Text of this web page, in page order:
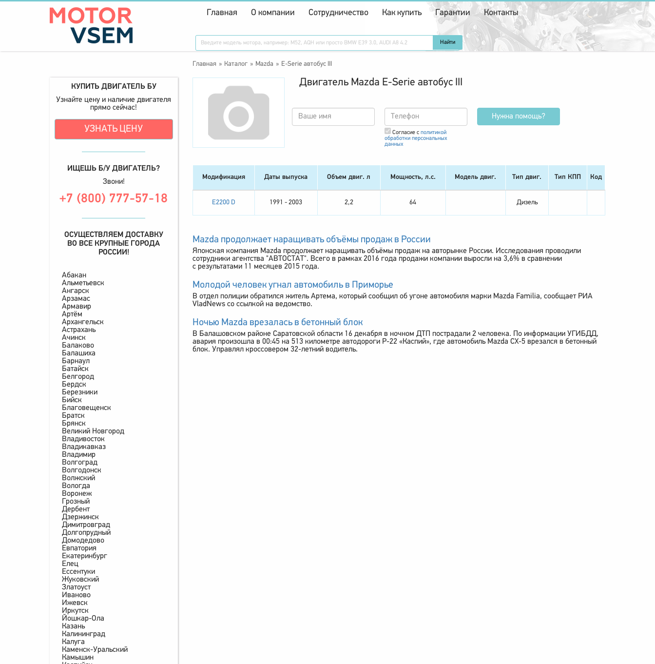
Главная О компании Сотрудничество Как купить Гарантии Контакты
Главная Каталог Mazda E-Serie автобус III
КУПИТЬ ДВИГАТЕЛЬ БУ
Узнайте цену и наличие двигателя
прямо сейчас!
УЗНАТЬ ЦЕНУ
ИЩЕШЬ Б/У ДВИГАТЕЛЬ?
Звони!
+7 (800) 777-57-18
ОСУЩЕСТВЛЯЕМ ДОСТАВКУ
ВО ВСЕ КРУПНЫЕ ГОРОДА
РОССИИ!
Абакан
Альметьевск
Ангарск
Арзамас
Армавир
Артём
Архангельск
Астрахань
Ачинск
Балаково
Балашиха
Барнаул
Батайск
Белгород
Бердск
Березники
Бийск
Благовещенск
Братск
Брянск
Великий Новгород
Владивосток
Владикавказ
Владимир
Волгоград
Волгодонск
Волжский
Вологда
Воронеж
Грозный
Дербент
Дзержинск
Димитровград
Долгопрудный
Домодедово
Евпатория
Екатеринбург
Елец
Ессентуки
Жуковский
Златоуст
Иваново
Ижевск
Иркутск
Йошкар-Ола
Казань
Калининград
Калуга
Каменск-Уральский
Камышин
Двигатель Mazda E-Serie автобус III
Согласие с политикой
обработки персональных
данных
Нужна помощь?
Модификация Даты выпуска Объем двиг. л Мощность, л.с. Модель двиг. Тип двиг. Тип КПП Код
E2200 D 1991 - 2003 2,2 64 Дизель
Mazda продолжает наращивать объёмы продаж в России
Японская компания Mazda продолжает наращивать объёмы продаж на авторынке России. Исследования проводили
сотрудники агентства "АВТОСТАТ". Всего в рамках 2016 года продажи компании выросли на 3,6% в сравнении
с результатами 11 месяцев 2015 года.
Молодой человек угнал автомобиль в Приморье
В отдел полиции обратился житель Артема, который сообщил об угоне автомобиля марки Mazda Familia, сообщает РИА
VladNews со ссылкой на ведомство.
Ночью Mazda врезалась в бетонный блок
В Балашовском районе Саратовской области 16 декабря в ночном ДТП пострадали 2 человека. По информации УГИБДД,
авария произошла в 00:45 на 513 километре автодороги Р-22 «Каспий», где автомобиль Mazda CX-5 врезался в бетонный
блок. Управлял кроссовером 32-летний водитель.